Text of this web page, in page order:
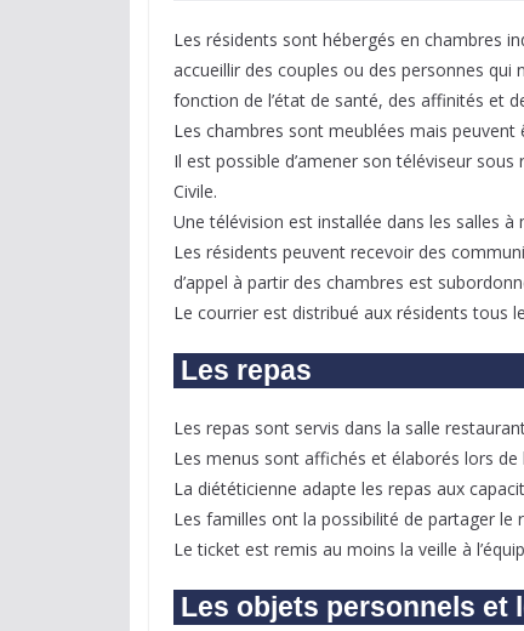
Les résidents sont hébergés en chambres
accueillir des couples ou des personnes qui
fonction de l’état de santé, des affinités et
Les chambres sont meublées mais peuvent
Il est possible d’amener son téléviseur
Civile.
Une télévision est installée dans les salles à
Les résidents peuvent recevoir des
d’appel à partir des chambres est
Le courrier est distribué aux résidents tous
Les repas
Les repas sont servis dans la salle
Les menus sont affichés et élaborés lors
La diététicienne adapte les repas aux
Les familles ont la possibilité de partager le
Le ticket est remis au moins la veille à
Les objets personnels et